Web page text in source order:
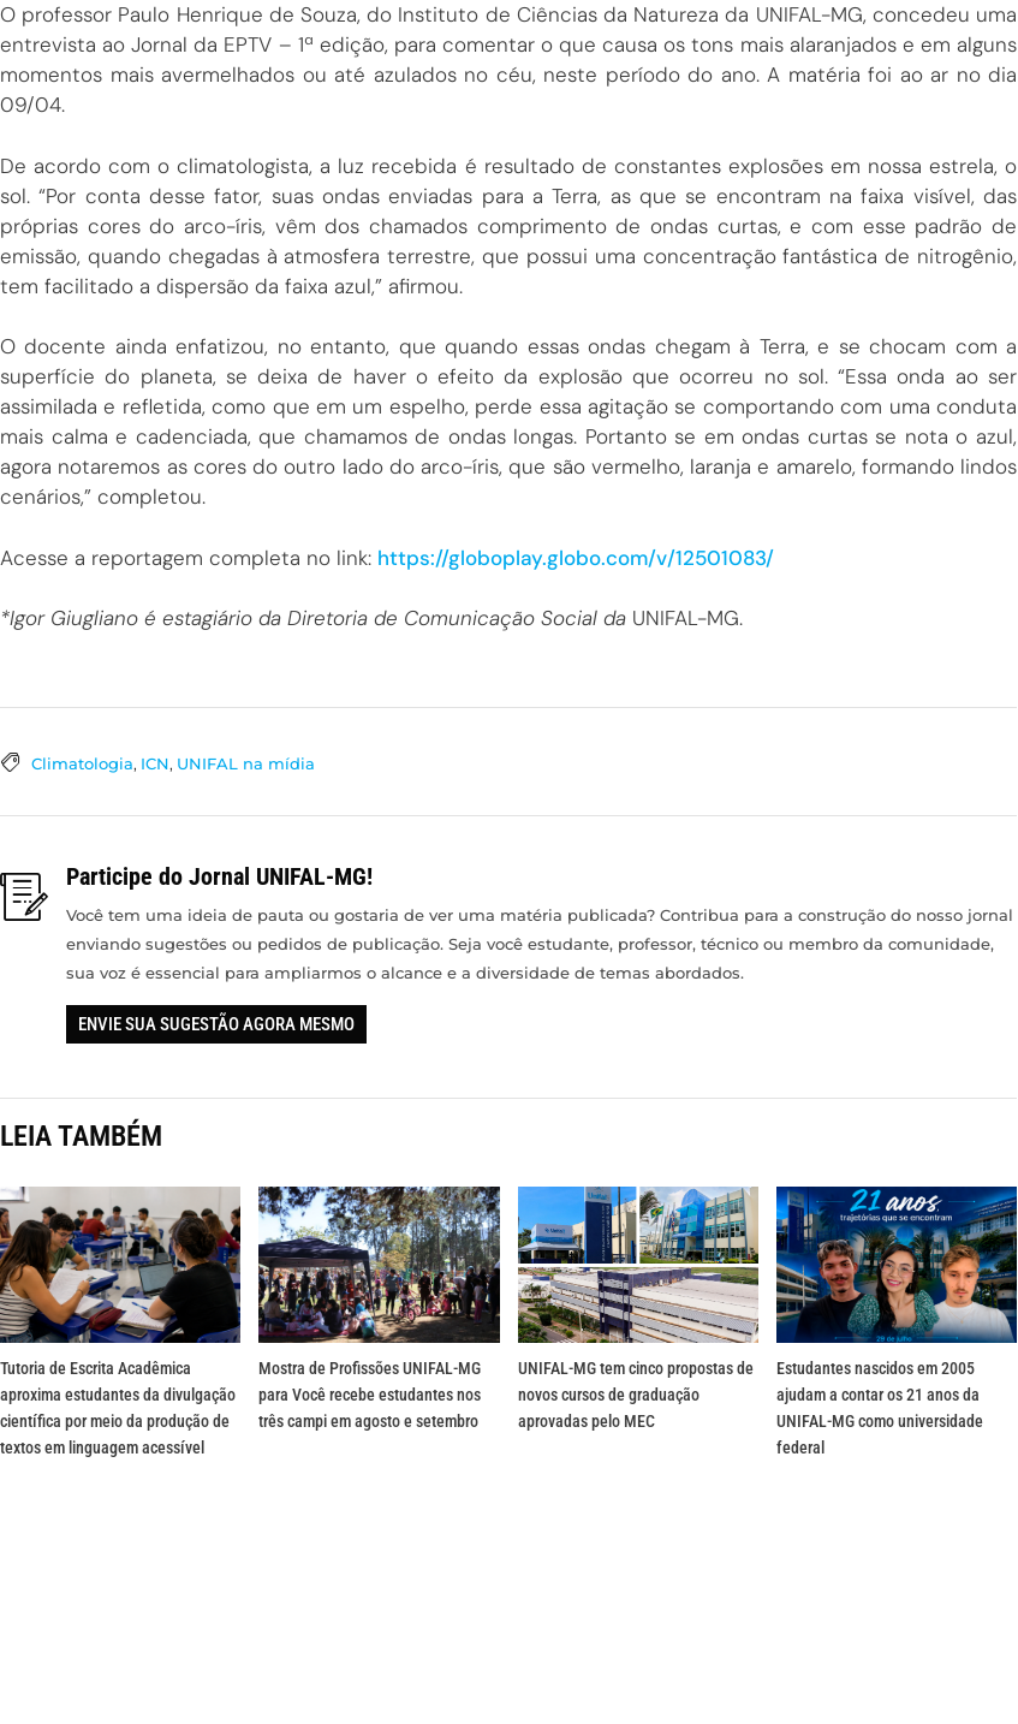
O professor Paulo Henrique de Souza, do Instituto de Ciências da Natureza da UNIFAL-MG, concedeu uma
entrevista ao Jornal da EPTV – 1ª edição, para comentar o que causa os tons mais alaranjados e em alguns
momentos mais avermelhados ou até azulados no céu, neste período do ano. A matéria foi ao ar no dia
09/04.
De acordo com o climatologista, a luz recebida é resultado de constantes explosões em nossa estrela, o
sol. “Por conta desse fator, suas ondas enviadas para a Terra, as que se encontram na faixa visível, das
próprias cores do arco-íris, vêm dos chamados comprimento de ondas curtas, e com esse padrão de
emissão, quando chegadas à atmosfera terrestre, que possui uma concentração fantástica de nitrogênio,
tem facilitado a dispersão da faixa azul,” afirmou.
O docente ainda enfatizou, no entanto, que quando essas ondas chegam à Terra, e se chocam com a
superfície do planeta, se deixa de haver o efeito da explosão que ocorreu no sol. “Essa onda ao ser
assimilada e refletida, como que em um espelho, perde essa agitação se comportando com uma conduta
mais calma e cadenciada, que chamamos de ondas longas. Portanto se em ondas curtas se nota o azul,
agora notaremos as cores do outro lado do arco-íris, que são vermelho, laranja e amarelo, formando lindos
cenários,” completou.
Acesse a reportagem completa no link: https://globoplay.globo.com/v/12501083/
*Igor Giugliano é estagiário da Diretoria de Comunicação Social da UNIFAL-MG.
Climatologia, ICN, UNIFAL na mídia
Participe do Jornal UNIFAL-MG!
Você tem uma ideia de pauta ou gostaria de ver uma matéria publicada? Contribua para a construção do nosso jornal
enviando sugestões ou pedidos de publicação. Seja você estudante, professor, técnico ou membro da comunidade,
sua voz é essencial para ampliarmos o alcance e a diversidade de temas abordados.
ENVIE SUA SUGESTÃO AGORA MESMO
LEIA TAMBÉM
Tutoria de Escrita Acadêmica
aproxima estudantes da divulgação
científica por meio da produção de
textos em linguagem acessível
Mostra de Profissões UNIFAL-MG
para Você recebe estudantes nos
três campi em agosto e setembro
UNIFAL-MG tem cinco propostas de
novos cursos de graduação
aprovadas pelo MEC
Estudantes nascidos em 2005
ajudam a contar os 21 anos da
UNIFAL-MG como universidade
federal